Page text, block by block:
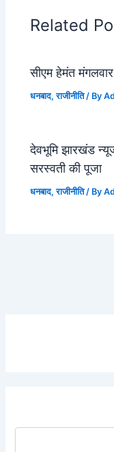
Related
सीएम हेमंत
धनबाद,राजीनीति/ By
देवभूमि झारखंड
सरस्वती की पूजा
धनबाद,राजीनीति/ By